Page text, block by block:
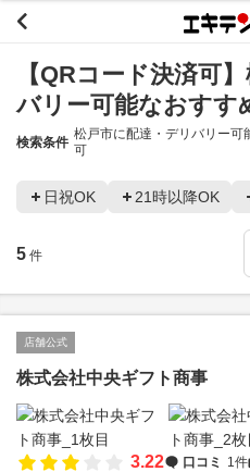
【QRコード決済可
バリー可能なおすす
検索条件
松戸市に配達・デリバリー可
可
日祝OK 21時以降OK
5 件
店舗公式
株式会社中央ギフト商事
3.22 口コミ 1件